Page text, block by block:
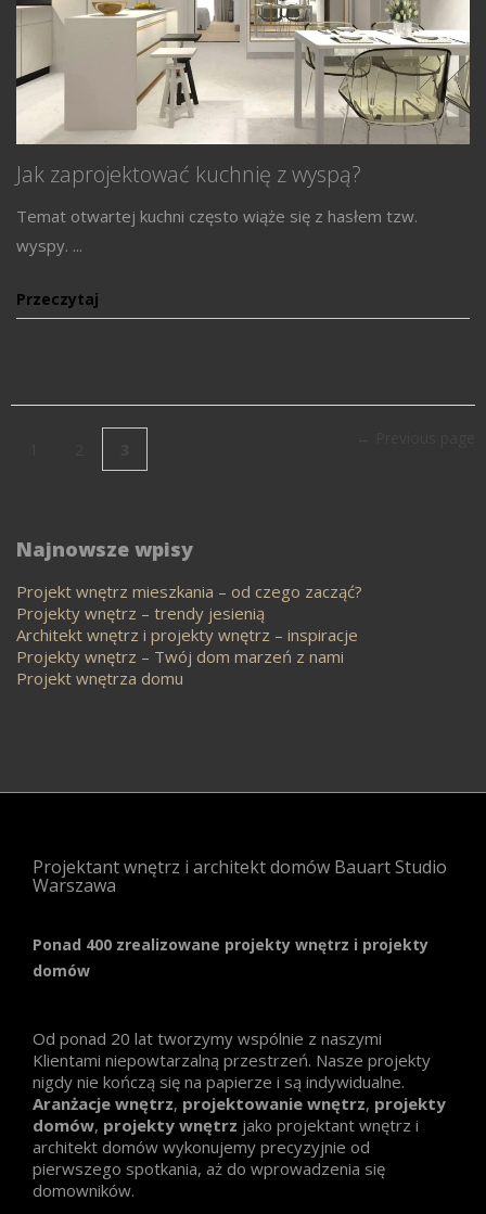
Jak zaprojektować kuchnię z wyspą?
Temat otwartej kuchni często wiąże się z hasłem tzw.
wyspy. ...
Przeczytaj
Najnowsze wpisy
Projekt wnętrz mieszkania – od czego zacząć?
Projekty wnętrz – trendy jesienią
Architekt wnętrz i projekty wnętrz – inspiracje
Projekty wnętrz – Twój dom marzeń z nami
Projekt wnętrza domu
Projektant wnętrz i architekt domów Bauart Studio
Warszawa
Ponad 400 zrealizowane projekty wnętrz i projekty
domów
Od ponad 20 lat tworzymy wspólnie z naszymi
Klientami niepowtarzalną przestrzeń. Nasze projekty
nigdy nie kończą się na papierze i są indywidualne.
Aranżacje wnętrz, projektowanie wnętrz, projekty
domów, projekty wnętrz jako projektant wnętrz i
architekt domów wykonujemy precyzyjnie od
pierwszego spotkania, aż do wprowadzenia się
domowników.